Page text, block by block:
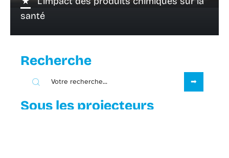
santé
Recherche
Sous les projecteurs